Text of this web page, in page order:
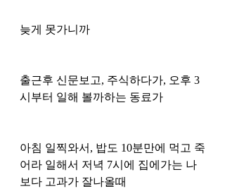
늦게 못가니까
출근후 신문보고, 주식하다가, 오후 3
시부터 일해 볼까하는 동료가
아침 일찍와서, 밥도 10분만에 먹고 죽
어라 일해서 저녁 7시에 집에가는 나
보다 고과가 잘나올때